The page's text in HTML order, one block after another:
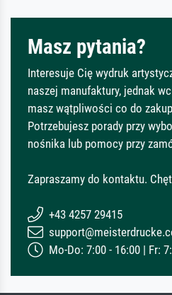
Masz pytania?
Interesuje Cię wydruk
naszej manufaktury, jednak
masz wątpliwości co do
Potrzebujesz porady przy
nośnika lub pomocy przy
Zapraszamy do kontaktu.
+43 4257 29415
Mo-Do: 7:00 - 16:00 | Fr: